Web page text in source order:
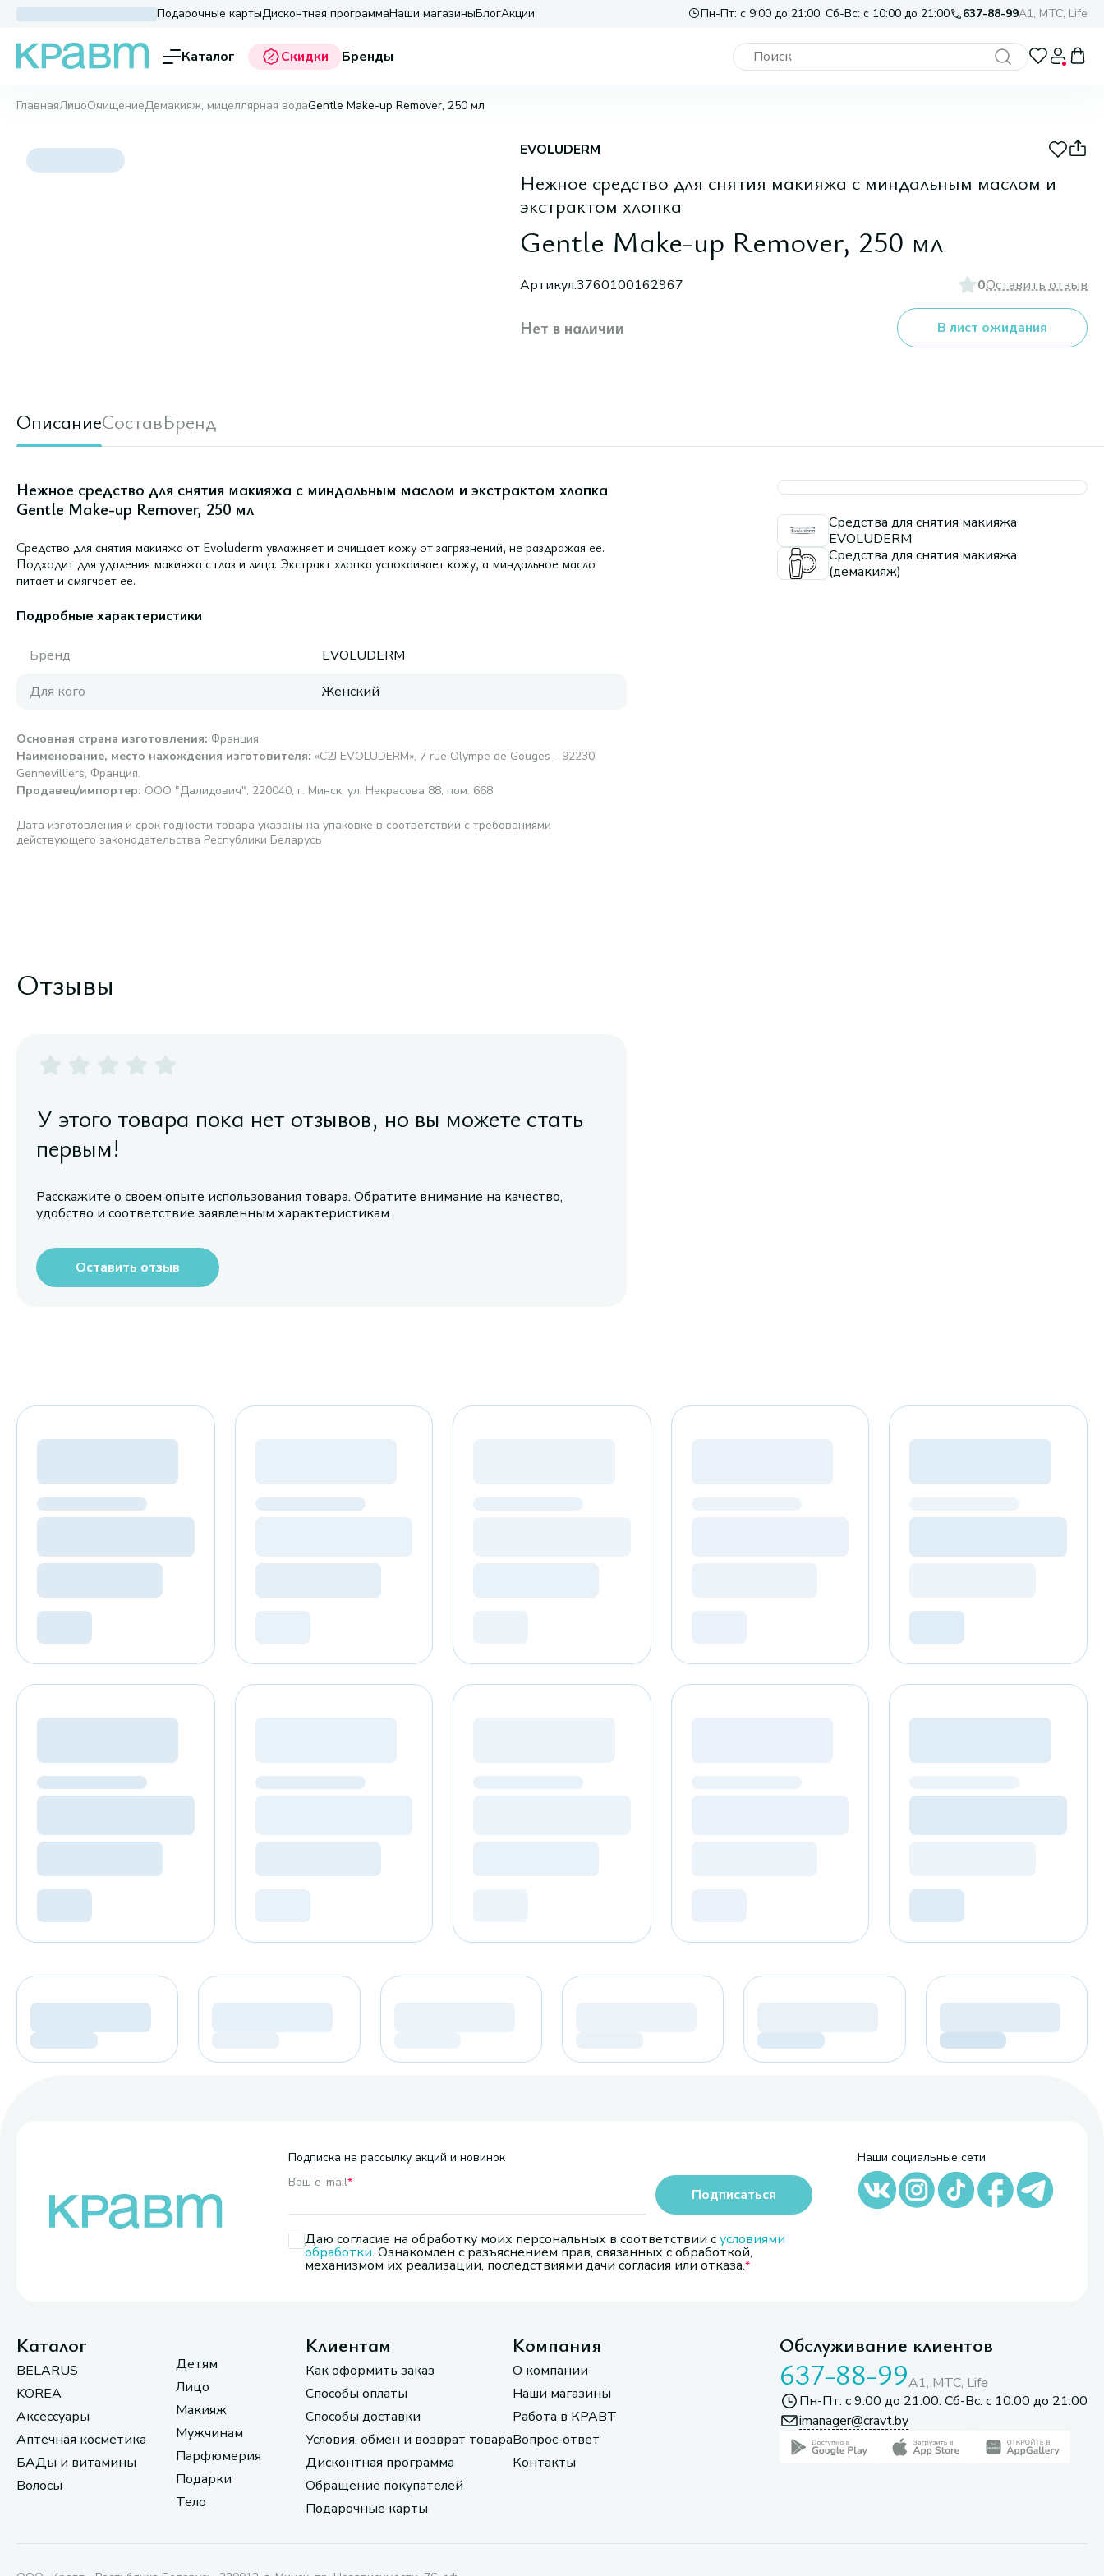
Подарочные картыДисконтная программаНаши магазиныБлогАкции Пн-Пт: с 9:00 до 21:00. Сб-Вс: с 10:00 до 21:00 637-88-99A1, МТС, Life
Каталог Скидки Бренды
ГлавнаяЛицоОчищениеДемакияж, мицеллярная водаGentle Make-up Remover, 250 мл
EVOLUDERM
Нежное средство для снятия макияжа с миндальным маслом и
экстрактом хлопка
Gentle Make-up Remover, 250 мл
Артикул:3760100162967 0Оставить отзыв
Нет в наличии В лист ожидания
ОписаниеСоставБренд
Нежное средство для снятия макияжа с миндальным маслом и экстрактом хлопка
Gentle Make-up Remover, 250 мл
Средство для снятия макияжа от Evoluderm увлажняет и очищает кожу от загрязнений, не раздражая ее.
Подходит для удаления макияжа с глаз и лица. Экстракт хлопка успокаивает кожу, а миндальное масло
питает и смягчает ее.
Подробные характеристики
Бренд
EVOLUDERM
Для кого
Женский
Основная страна изготовления: Франция
Наименование, место нахождения изготовителя: «C2J EVOLUDERM», 7 rue Olympe de Gouges - 92230
Gennevilliers, Франция.
Продавец/импортер: ООО "Далидович", 220040, г. Минск, ул. Некрасова 88, пом. 668
Дата изготовления и срок годности товара указаны на упаковке в соответствии с требованиями
действующего законодательства Республики Беларусь
Средства для снятия макияжа
EVOLUDERM
Средства для снятия макияжа
(демакияж)
Отзывы
У этого товара пока нет отзывов, но вы можете стать
первым!
Расскажите о своем опыте использования товара. Обратите внимание на качество,
удобство и соответствие заявленным характеристикам
Оставить отзыв
Подписка на рассылку акций и новинок
Ваш e-mail*
Даю согласие на обработку моих персональных в соответствии сусловиями
обработки. Ознакомлен с разъяснением прав, связанных с обработкой,
механизмом их реализации, последствиями дачи согласия или отказа.
Подписаться
Наши социальные сети
Каталог
BELARUS
KOREA
Аксессуары
Аптечная косметика
БАДы и витамины
Волосы
Детям
Лицо
Макияж
Мужчинам
Парфюмерия
Подарки
Тело
Клиентам
Как оформить заказ
Способы оплаты
Способы доставки
Условия, обмен и возврат товара
Дисконтная программа
Обращение покупателей
Подарочные карты
Компания
О компании
Наши магазины
Работа в КРАВТ
Вопрос-ответ
Контакты
Обслуживание клиентов
637-88-99A1, МТС, Life
Пн-Пт: с 9:00 до 21:00. Сб-Вс: с 10:00 до 21:00
imanager@cravt.by